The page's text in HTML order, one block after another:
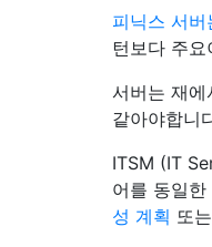
피닉스 서버
턴보다 주요
서버는 재
같아야합니
ITSM (IT
어를 동일
성 계획 또